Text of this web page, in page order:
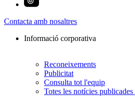
Contacta amb nosaltres
Informació corporativa
Reconeixements
Publicitat
Consulta tot l'equip
Totes les notícies